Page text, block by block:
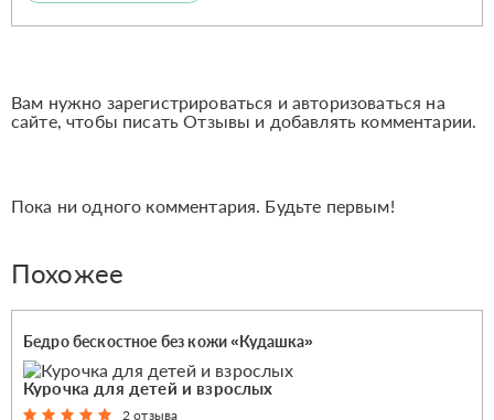
Вам нужно зарегистрироваться и авторизоваться на
сайте, чтобы писать Отзывы и добавлять комментарии.
Пока ни одного комментария. Будьте первым!
Похожее
Бедро бескостное без кожи «Кудашка»
Курочка для детей и взрослых
2 отзыва